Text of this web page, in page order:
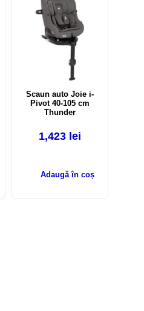
Scaun auto Joie i-
Pivot 40-105 cm
Thunder
1,423 lei
Adaugă în coș